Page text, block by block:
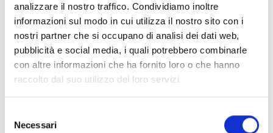
analizzare il nostro traffico. Condividiamo inoltre
informazioni sul modo in cui utilizza il nostro sito con i
nostri partner che si occupano di analisi dei dati web,
pubblicità e social media, i quali potrebbero combinarle
con altre informazioni che ha fornito loro o che hanno
raccolto dal suo utilizzo dei loro servizi.
delNecessari
PRONTA consegna
Spedizione Gratuita
Specifiche Tecniche